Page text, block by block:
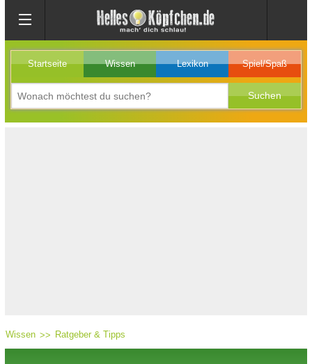
Startseite Wissen Lexikon Spiel/Spaß
Wissen Ratgeber & Tipps